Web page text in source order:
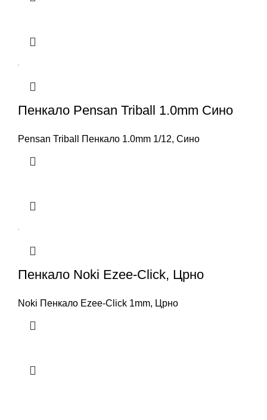
Пенкало Pensan Triball 1.0mm Сино
Pensan Triball Пенкало 1.0mm 1/12, Сино
Пенкало Noki Ezee-Click, Црно
Noki Пенкало Ezee-Click 1mm, Црно